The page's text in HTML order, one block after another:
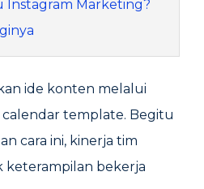
Instagram Marketing?
ide konten melalui
template. Begitu
cara ini, kinerja tim
bekerja